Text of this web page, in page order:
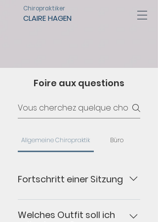
CLAIRE HAGEN
Chiropraktiker
Foire aux questions
Allgemeine Chiropraktik Büro
Fortschritt einer Sitzung
Die erste Sitzung ist immer die
längste, da es wichtig ist, die
Welches Outfit soll ich